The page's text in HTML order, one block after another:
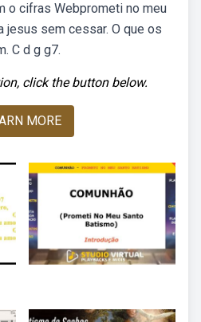
o cifras Webprometi no meu
jesus sem cessar. O que os
C d g g7.
click the button below.
MORE